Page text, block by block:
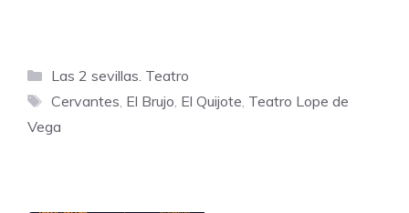
Categorías
Las 2 sevillas. Teatro
Etiquetas
Cervantes, El Brujo, El Quijote, Teatro Lope de
Vega